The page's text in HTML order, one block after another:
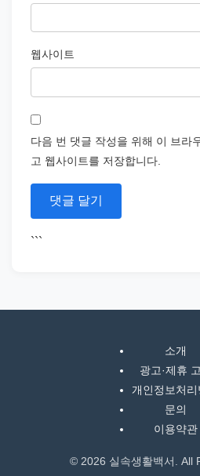
웹사이트
다음 번 댓글 작성을 위해 이 브라
고 웹사이트를 저장합니다.
```
소개
광고·제휴
개인정보처리
문의
이용약관
© 2026 실속생활백서. All